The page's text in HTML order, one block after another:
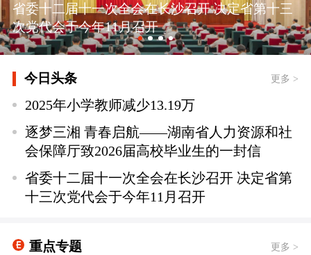
省委十二届十一次全会在长沙召开 决定省第十三
次党代会于今年11月召开
今日头条 更多 >
2025年小学教师减少13.19万
逐梦三湘 青春启航——湖南省人力资源和社
会保障厅致2026届高校毕业生的一封信
省委十二届十一次全会在长沙召开 决定省第
十三次党代会于今年11月召开
重点专题 更多 >